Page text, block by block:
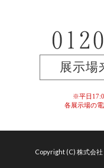
展示場
※平日
各展示場の
Copyright (C) 株式会